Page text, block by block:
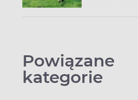
Powiązane
kategorie